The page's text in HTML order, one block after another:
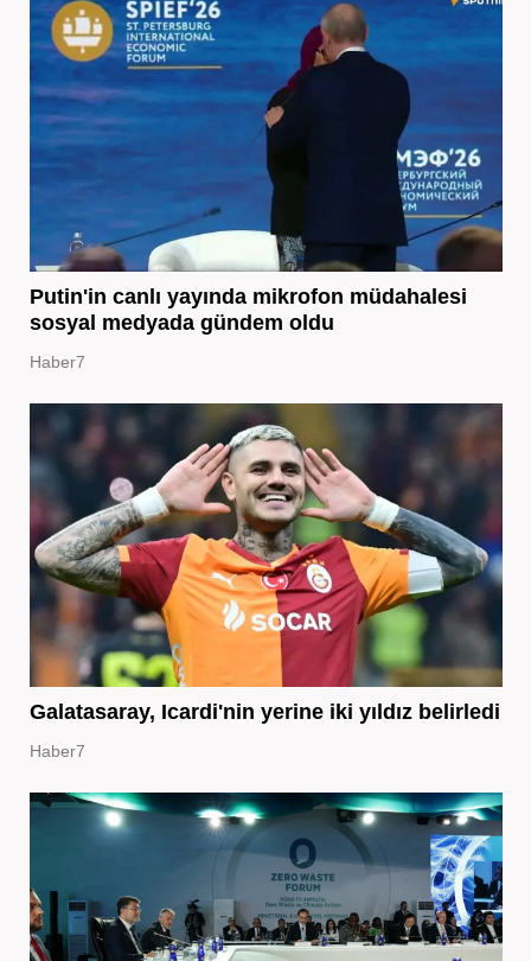
Putin'in canlı yayında mikrofon müdahalesi
sosyal medyada gündem oldu
Haber7
Galatasaray, Icardi'nin yerine iki yıldız belirledi
Haber7